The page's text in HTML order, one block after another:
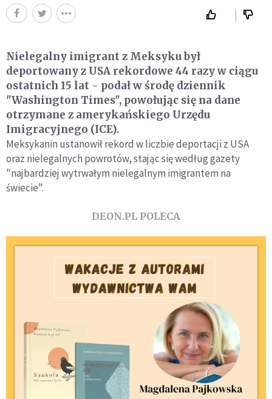
Nielegalny imigrant z Meksyku był
deportowany z USA rekordowe 44 razy w ciągu
ostatnich 15 lat - podał w środę dziennik
"Washington Times", powołując się na dane
otrzymane z amerykańskiego Urzędu
Imigracyjnego (ICE).
Meksykanin ustanowił rekord w liczbie deportacji z USA
oraz nielegalnych powrotów, stając się według gazety
"najbardziej wytrwałym nielegalnym imigrantem na
świecie".
DEON.PL POLECA